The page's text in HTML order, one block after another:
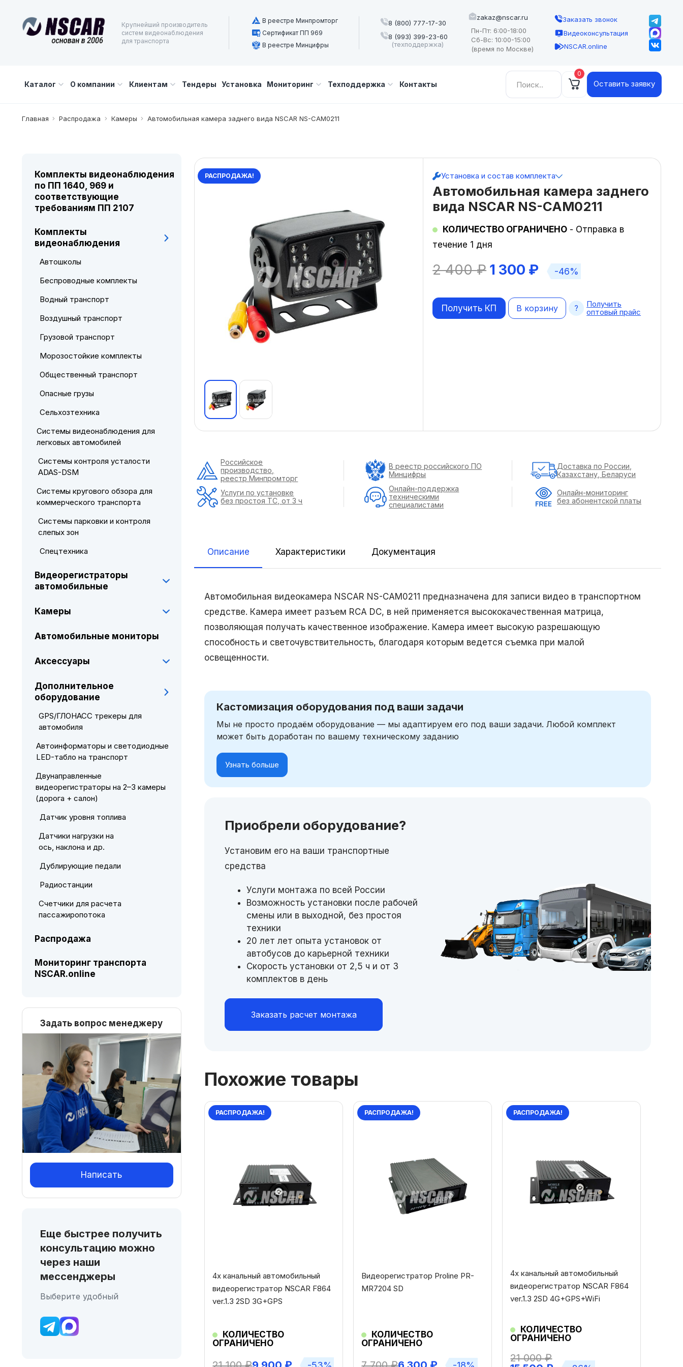
Крупнейший производитель
систем видеонаблюдения
для транспорта
В реестре Минпромторг
Сертификат ПП 969
В реестре Минцифры
8 (800) 777-17-30
8 (993) 399-23-60
(техподдержка)
zakaz@nscar.ru
Пн-Пт: 6:00-18:00
Сб-Вс: 10:00-15:00
(время по Москве)
Заказать звонок
Видеоконсультация
NSCAR.online
Каталог О компании Клиентам Тендеры Установка Мониторинг Техподдержка Контакты
Найти: 0
Оставить заявку
Главная Распродажа Камеры Автомобильная камера заднего вида NSCAR NS-CAM0211
РАСПРОДАЖА!
Автомобильная камера заднего
вида NSCAR NS-CAM0211
2 400₽ 1 300 ₽ -46%
КОЛИЧЕСТВО ОГРАНИЧЕНО - Отправка в
течение 1 дня
Установка и состав комплекта
В корзину
Получить КП
Получить
оптовый прайс
Описание Характеристики Документация
Автомобильная видеокамера NSCAR NS-CAM0211 предназначена для записи видео в транспортном
средстве. Камера имеет разъем RCA DC, в ней применяется высококачественная матрица,
позволяющая получать качественное изображение. Камера имеет высокую разрешающую
способность и светочувствительность, благодаря которым ведется съемка при малой
освещенности.
Кастомизация оборудования под ваши задачи
Мы не просто продаём оборудование — мы адаптируем его под ваши задачи. Любой комплект
может быть доработан по вашему техническому заданию
Узнать больше
Приобрели оборудование?
Установим его на ваши транспортные
средства
Услуги монтажа по всей России
Возможность установки после рабочей
смены или в выходной, без простоя
техники
20 лет лет опыта установок от
автобусов до карьерной техники
Скорость установки от 2,5 ч и от 3
комплектов в день
Заказать расчет монтажа
Похожие товары
РАСПРОДАЖА!
4х канальный автомобильный
видеорегистратор NSCAR F864
ver.1.3 2SD 3G+GPS
КОЛИЧЕСТВО
ОГРАНИЧЕНО
РАСПРОДАЖА!
Видеорегистратор Proline PR-
MR7204 SD
КОЛИЧЕСТВО
ОГРАНИЧЕНО
РАСПРОДАЖА!
21 000₽
4х канальный автомобильный
видеорегистратор NSCAR F864
ver.1.3 2SD 4G+GPS+WiFi
КОЛИЧЕСТВО
ОГРАНИЧЕНО
Российское
производство,
реестр Минпромторг
В реестр российского ПО
Минцифры
Доставка по России,
Казахстану, Беларуси
Услуги по установке
без простоя ТС, от 3 ч
Онлайн-поддержка
техническими
специалистами
Онлайн-мониторинг
без абонентской платы
Комплекты видеонаблюдения
по ПП 1640, 969 и
соответствующие
требованиям ПП 2107
Комплекты
видеонаблюдения
Автошколы
Беспроводные комплекты
Водный транспорт
Воздушный транспорт
Грузовой транспорт
Морозостойкие комплекты
Общественный транспорт
Опасные грузы
Сельхозтехника
Системы видеонаблюдения для
легковых автомобилей
Системы контроля усталости
ADAS-DSM
Системы кругового обзора для
коммерческого транспорта
Системы парковки и контроля
слепых зон
Спецтехника
Видеорегистраторы
автомобильные
Камеры
Автомобильные мониторы
Аксессуары
Дополнительное
оборудование
GPS/ГЛОНАСС трекеры для
автомобиля
Автоинформаторы и светодиодные
LED-табло на транспорт
Двунаправленные
видеорегистраторы на 2–3 камеры
(дорога + салон)
Датчик уровня топлива
Датчики нагрузки на
ось, наклона и др.
Дублирующие педали
Радиостанции
Счетчики для расчета
пассажиропотока
Распродажа
Мониторинг транспорта
NSCAR.online
Задать вопрос менеджеру
Написать
Еще быстрее получить
консультацию можно
через наши
мессенджеры
Выберите удобный